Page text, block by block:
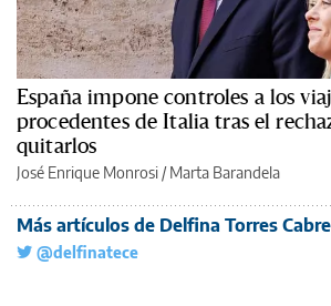
España impone controles a los
procedentes de Italia tras el
quitarlos
José Enrique Monrosi / Marta Barandela
Más artículos de Delfina Torres
@delfinatece